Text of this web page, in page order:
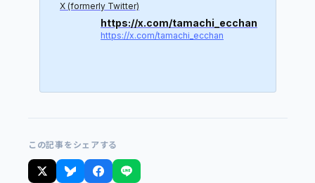
X (formerly Twitter)
https://x.com/tamachi_ecchan
https://x.com/tamachi_ecchan
この記事をシェアする